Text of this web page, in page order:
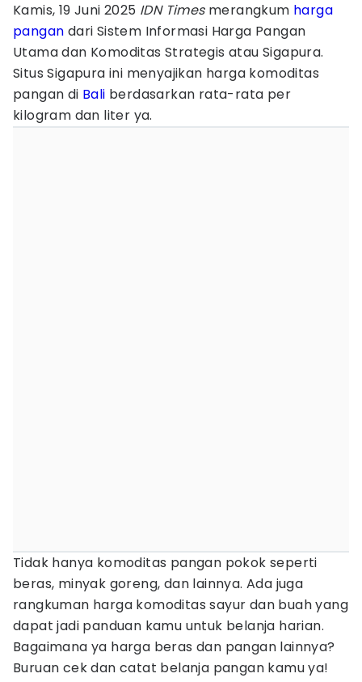
Kamis, 19 Juni 2025 IDN Timesmerangkum harga
pangan dari Sistem Informasi Harga Pangan
Utama dan Komoditas Strategis atau Sigapura.
Situs Sigapura ini menyajikan harga komoditas
pangan di Bali berdasarkan rata-rata per
kilogram dan liter ya.
Tidak hanya komoditas pangan pokok seperti
beras, minyak goreng, dan lainnya. Ada juga
rangkuman harga komoditas sayur dan buah yang
dapat jadi panduan kamu untuk belanja harian.
Bagaimana ya harga beras dan pangan lainnya?
Buruan cek dan catat belanja pangan kamu ya!